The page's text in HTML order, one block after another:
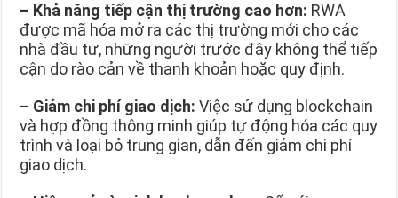
– Khả năng tiếp cận thị trường cao hơn: RWA
được mã hóa mở ra các thị trường mới cho các
nhà đầu tư, những người trước đây không thể tiếp
cận do rào cản về thanh khoản hoặc quy định.
– Giảm chi phí giao dịch: Việc sử dụng blockchain
và hợp đồng thông minh giúp tự động hóa các quy
trình và loại bỏ trung gian, dẫn đến giảm chi phí
giao dịch.